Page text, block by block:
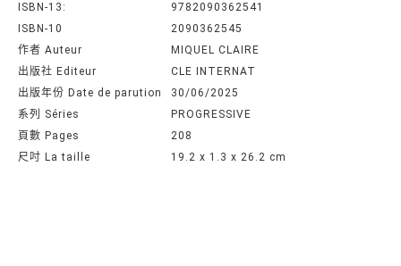
ISBN-13:
9782090362541
ISBN-10
2090362545
作者 Auteur
MIQUEL CLAIRE
出版社 Editeur
CLE INTERNAT
出版年份 Date de parution
30/06/2025
系列 Séries
PROGRESSIVE
頁數 Pages
208
尺吋 La taille
19.2 x 1.3 x 26.2 cm